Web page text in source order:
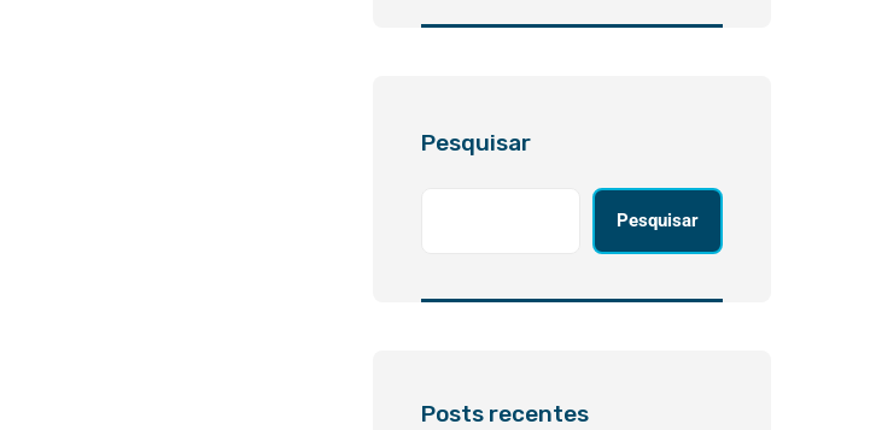
Pesquisar
Pesquisar
Posts recentes